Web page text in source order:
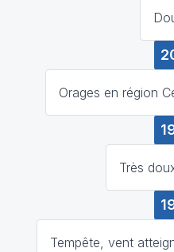
Orages en région
Très
Tempête, vent